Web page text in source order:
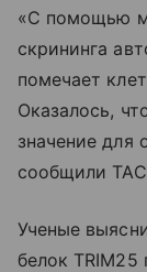
«С помощью
скрининга
помечает
Оказалось,
значение для
сообщили
Ученые
белок